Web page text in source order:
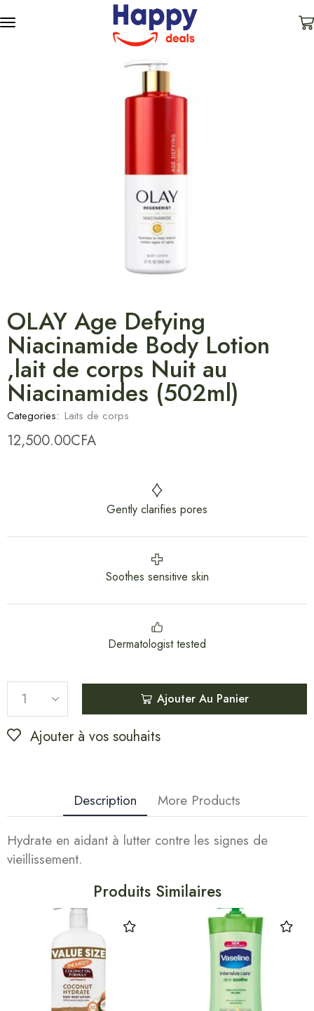
OLAY Age Defying
Niacinamide Body Lotion
,lait de corps Nuit au
Niacinamides (502ml)
Categories: Laits de corps
12,500.00CFA
Gently clarifies pores
Soothes sensitive skin
Dermatologist tested
Ajouter Au Panier
Ajouter à vos souhaits
Description More Products
Hydrate en aidant à lutter contre les signes de
vieillissement.
Produits Similaires